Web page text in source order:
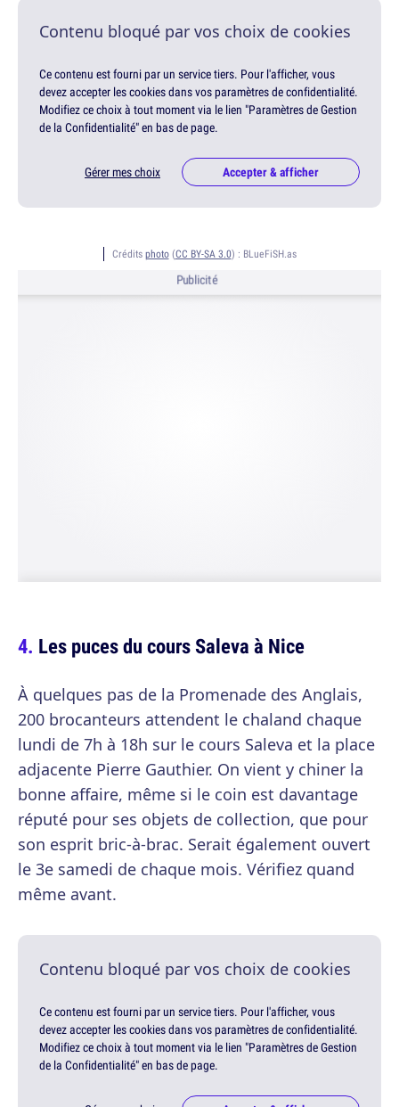
Contenu bloqué par vos choix de cookies
Ce contenu est fourni par un service tiers. Pour l'afficher, vous
devez accepter les cookies dans vos paramètres de confidentialité.
Modifiez ce choix à tout moment via le lien "Paramètres de Gestion
de la Confidentialité" en bas de page.
Gérer mes choix Accepter & afficher
Crédits photo(CC BY-SA 3.0) : BLueFiSH.as
Publicité
Les puces du cours Saleva à Nice
À quelques pas de la Promenade des Anglais,
200 brocanteurs attendent le chaland chaque
lundi de 7h à 18h sur le cours Saleva et la place
adjacente Pierre Gauthier. On vient y chiner la
bonne affaire, même si le coin est davantage
réputé pour ses objets de collection, que pour
son esprit bric-à-brac. Serait également ouvert
le 3e samedi de chaque mois. Vérifiez quand
même avant.
Contenu bloqué par vos choix de cookies
Ce contenu est fourni par un service tiers. Pour l'afficher, vous
devez accepter les cookies dans vos paramètres de confidentialité.
Modifiez ce choix à tout moment via le lien "Paramètres de Gestion
de la Confidentialité" en bas de page.